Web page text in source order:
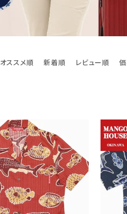
オススメ順 新着順 レビュー順